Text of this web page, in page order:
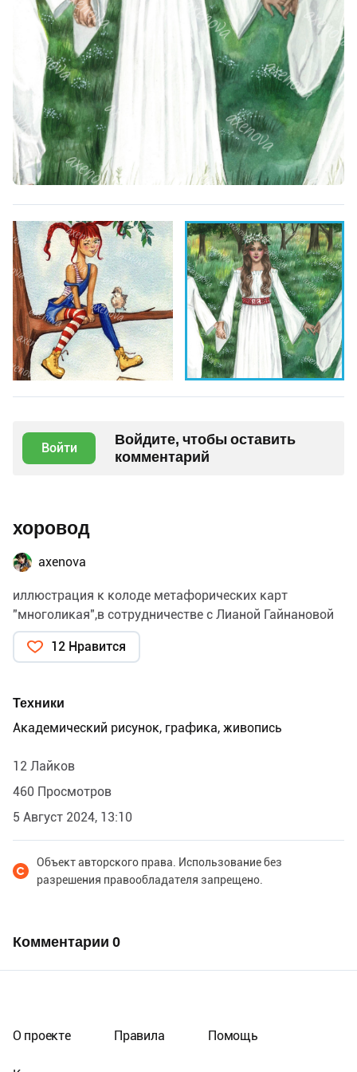
Войти
Войдите, чтобы оставить
комментарий
хоровод
axenova
иллюстрация к колоде метафорических карт
"многоликая",в сотрудничестве с Лианой Гайнановой
12 Нравится
Техники
Академический рисунок, графика, живопись
12 Лайков
460 Просмотров
5 Август 2024, 13:10
Объект авторского права. Использование без
разрешения правообладателя запрещено.
Комментарии 0
О проекте Правила Помощь